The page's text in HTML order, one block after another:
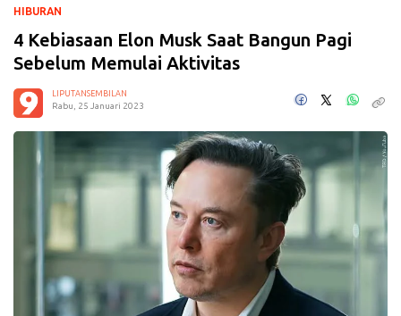
HIBURAN
4 Kebiasaan Elon Musk Saat Bangun Pagi
Sebelum Memulai Aktivitas
LIPUTANSEMBILAN
Rabu, 25 Januari 2023